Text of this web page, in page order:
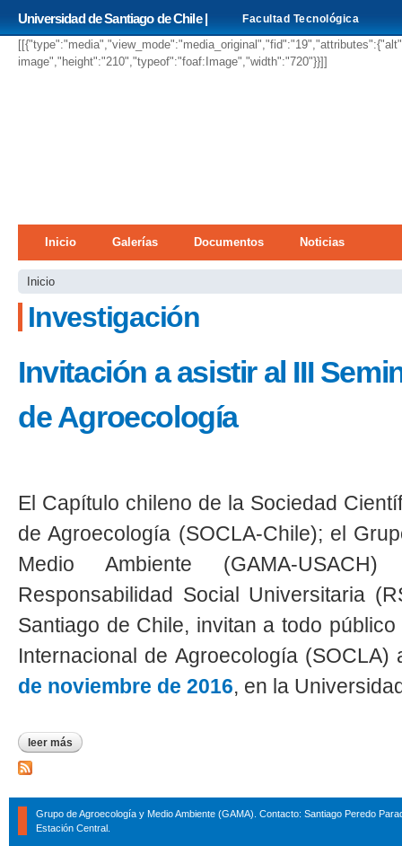
Universidad de Santiago de Chile | Facultad Tecnológica
image","height":"210","typeof":"foaf:Image","width":"720"}}]]
Menú principal
Inicio Galerías Documentos Noticias
Se encuentra usted aquí
Inicio
Investigación
Invitación a asistir al III
de Agroecología
El Capítulo chileno de la Sociedad
de Agroecología (SOCLA-Chile); el
Medio Ambiente (GAMA-
Responsabilidad Social Universitaria
Santiago de Chile, invitan a todo
Internacional de Agroecología
de noviembre de 2016, en la
leer más sobre invitación a asistir al iii seminario internacional de
Grupo de Agroecología y Medio Ambiente (GAMA). Contacto: Santiago Peredo
Estación Central.